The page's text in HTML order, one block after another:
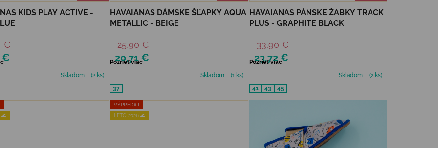
KIDS PLAY ACTIVE -
€
€
Skladom
(2 ks)
HAVAIANAS DÁMSKE ŠĽAPKY AQUA
METALLIC - BEIGE
20,71 €
25,90 €
Pozrieť viac
Skladom
(1 ks)
37
HAVAIANAS PÁNSKE ŽABKY TRACK
PLUS - GRAPHITE BLACK
23,72 €
33,90 €
Pozrieť viac
Skladom
(2 ks)
41
43 45
🌊
VÝPREDAJ
LETO 2026 🌊